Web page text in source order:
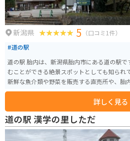
新潟県 5 （口コミ1件）
#道の駅
道の駅 胎内は、新潟県胎内市にある道の駅
むことができる絶景スポットとしても知られています。 道の駅
新鮮な魚介類や野菜を販売する直売所や、胎
ビール」を提供するレストランなどがありま
設されており、日本海を眺めながらゆったり
イクで訪れる場合、道の駅には広い駐車場が
日本海沿いの道をツーリングする際には、ぜ
の駅周辺には、風力発電の風車が立ち並ぶ「
詳しく見る
道の駅 漢学の里しただ